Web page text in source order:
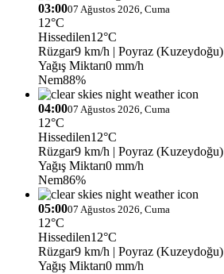
03:0007 Ağustos 2026, Cuma
12°C
Hissedilen12°C
Rüzgar9 km/h | Poyraz (Kuzeydoğu)
Yağış Miktarı0 mm/h
Nem88%
04:0007 Ağustos 2026, Cuma
12°C
Hissedilen12°C
Rüzgar9 km/h | Poyraz (Kuzeydoğu)
Yağış Miktarı0 mm/h
Nem86%
05:0007 Ağustos 2026, Cuma
12°C
Hissedilen12°C
Rüzgar9 km/h | Poyraz (Kuzeydoğu)
Yağış Miktarı0 mm/h